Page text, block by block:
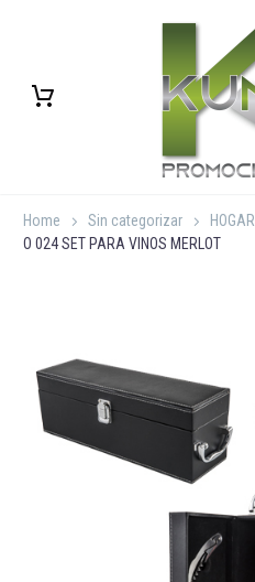
Home Sin categorizar HOGAR
O 024 SET PARA VINOS MERLOT